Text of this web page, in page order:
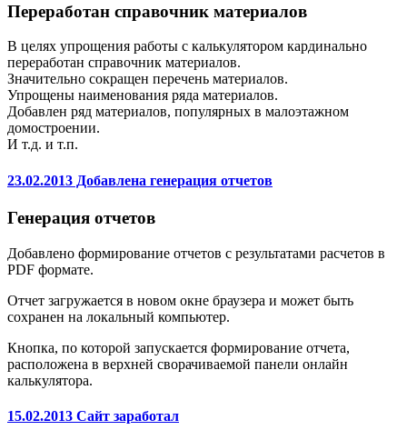
Переработан справочник материалов
В целях упрощения работы с калькулятором кардинально
переработан справочник материалов.
Значительно сокращен перечень материалов.
Упрощены наименования ряда материалов.
Добавлен ряд материалов, популярных в малоэтажном
домостроении.
И т.д. и т.п.
23.02.2013 Добавлена генерация отчетов
Генерация отчетов
Добавлено формирование отчетов с результатами расчетов в
PDF формате.
Отчет загружается в новом окне браузера и может быть
сохранен на локальный компьютер.
Кнопка, по которой запускается формирование отчета,
расположена в верхней сворачиваемой панели онлайн
калькулятора.
15.02.2013 Сайт заработал